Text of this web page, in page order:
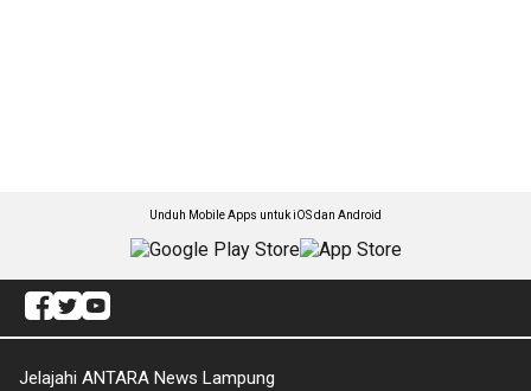
Unduh Mobile Apps untuk iOS dan Android
Jelajahi ANTARA News Lampung